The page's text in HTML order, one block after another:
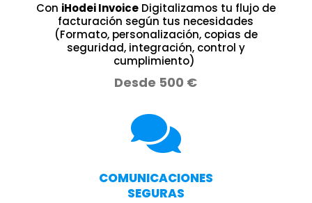
Con iHodei InvoiceDigitalizamos tu flujo de
facturación según tus necesidades
(Formato, personalización, copias de
seguridad, integración, control y
cumplimiento)
Desde 500 €

COMUNICACIONES
SEGURAS